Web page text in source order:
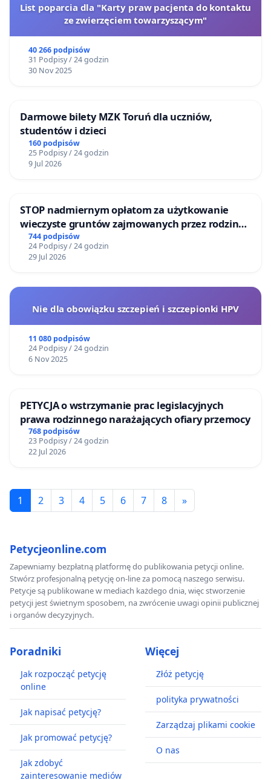
List poparcia dla "Karty praw pacjenta do kontaktu
ze zwierzęciem towarzyszącym"
40 266 podpisów
31 Podpisy / 24 godzin
30 Nov 2025
Darmowe bilety MZK Toruń dla uczniów,
studentów i dzieci
160 podpisów
25 Podpisy / 24 godzin
9 Jul 2026
STOP nadmiernym opłatom za użytkowanie
wieczyste gruntów zajmowanych przez rodzinne
ogrody działkowe.
744 podpisów
24 Podpisy / 24 godzin
29 Jul 2026
Nie dla obowiązku szczepień i szczepionki HPV
11 080 podpisów
24 Podpisy / 24 godzin
6 Nov 2025
PETYCJA o wstrzymanie prac legislacyjnych
prawa rodzinnego narażających ofiary przemocy
768 podpisów
23 Podpisy / 24 godzin
22 Jul 2026
1 2 3 4 5 6 7 8 »
Petycjeonline.com
Zapewniamy bezpłatną platformę do publikowania petycji online.
Stwórz profesjonalną petycję on-line za pomocą naszego serwisu.
Petycje są publikowane w mediach każdego dnia, więc stworzenie
petycji jest świetnym sposobem, na zwrócenie uwagi opinii publicznej
i organów decyzyjnych.
Poradniki
Jak rozpocząć petycję
online
Jak napisać petycję?
Jak promować petycję?
Jak zdobyć
zainteresowanie mediów
Więcej
Złóż petycję
polityka prywatności
Zarządzaj plikami cookie
O nas